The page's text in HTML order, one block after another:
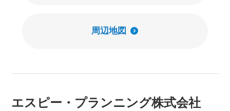
周辺地図
エスピー・プランニング株式会社